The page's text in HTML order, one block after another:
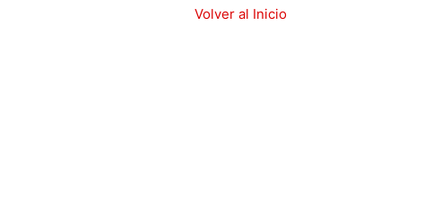
Volver al Inicio